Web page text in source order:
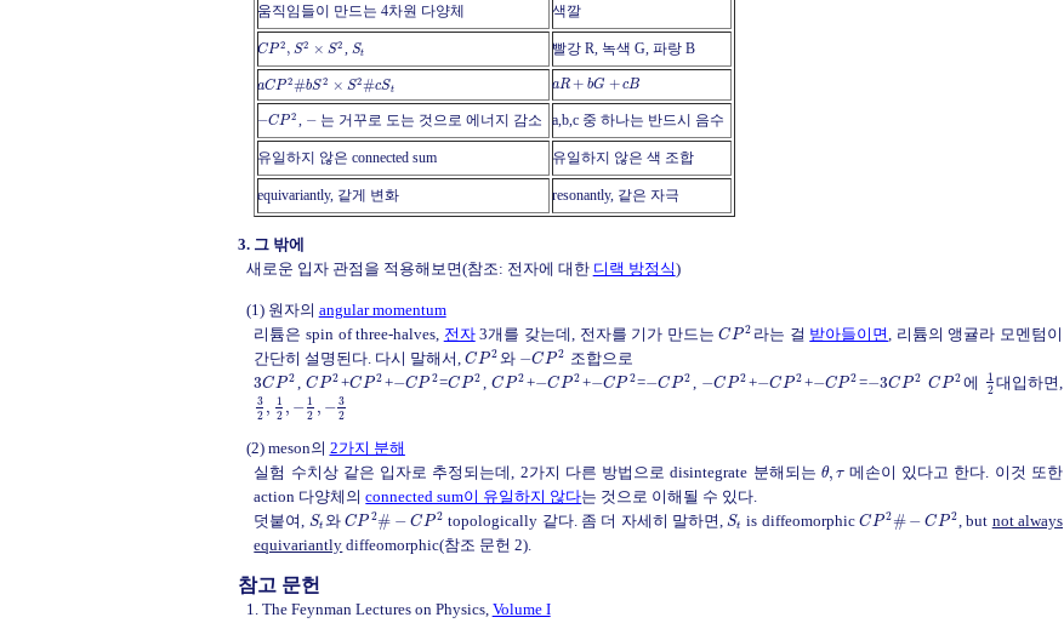
움직임들이 만드는 4차원 다양체 색깔
CP 2 , S2 × S2 , St 빨강 R, 녹색 G, 파랑 B
aCP 2#bS2 × S2#cSt aR + bG + cB
−CP 2 , − 는 거꾸로 도는 것으로 에너지 감소 a,b,c 중 하나는 반드시 음수
유일하지 않은 connected sum 유일하지 않은 색 조합
equivariantly, 같게 변화 resonantly, 같은 자극
3. 그 밖에
새로운 입자 관점을 적용해보면(참조: 전자에 대한 디랙 방정식)
(1) 원자의 angular momentum
리튬은 spin of three-halves, 전자3개를 갖는데, 전자를 기가 만드는C P2 라는 걸 받아들이면
, 리튬의 앵귤라 모멘텀이
간단히 설명된다. 다시 말해서,C P2와 −C P2 조합으로
3C P2 ,C P2+C P 2+−CP 2=C P2 ,C P2+−C P2+−CP 2=−C P2 −C P2+−C P 2+−CP2=−3C P2 C P2에
1
2 대입하면,
3
2 , 1
2 , − 1
2 , − 3
2
(2) meson의 2가지 분해
실험 수치상 같은 입자로 추정되는데, 2가지 다른 방법으로 disintegrate 분해되는 θ, τ메손이 있다고 한다. 이것 또한
action 다양체의connected sum이 유일하지 않다는 것으로 이해될 수 있다.
덧붙여,
St 와 CP 2# − CP2 topologically 같다. 좀 더 자세히 말하면, St is diffeomorphic CP 2# − CP2 , but not always
equivariantly diffeomorphic(참조 문헌 2).
참고 문헌
1. The Feynman Lectures on Physics, Volume I